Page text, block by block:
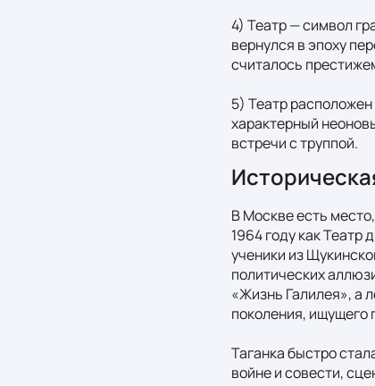
4) Театр — символ
вернулся в эпоху
считалось
5) Театр
характерный
встречи с труппой.
В Москве есть
1964 году как
ученики из
политических
«Жизнь Галилея», а
поколения, ищущего
Таганка быстро
войне и совести,